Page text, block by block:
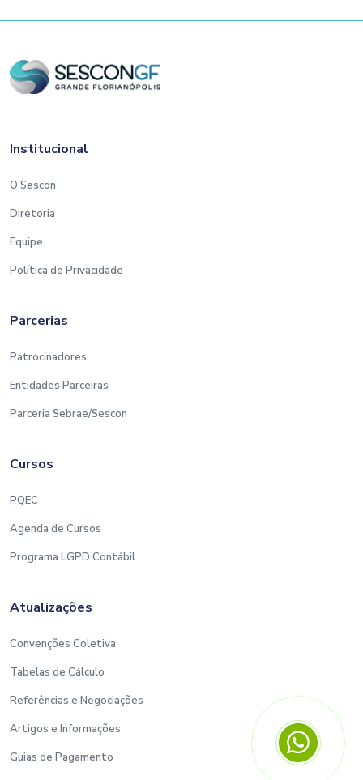
Institucional
O Sescon
Diretoria
Equipe
Política de Privacidade
Parcerias
Patrocinadores
Entidades Parceiras
Parceria Sebrae/Sescon
Cursos
PQEC
Agenda de Cursos
Programa LGPD Contábil
Atualizações
Convenções Coletiva
Tabelas de Cálculo
Referências e Negociações
Artigos e Informações
Guias de Pagamento